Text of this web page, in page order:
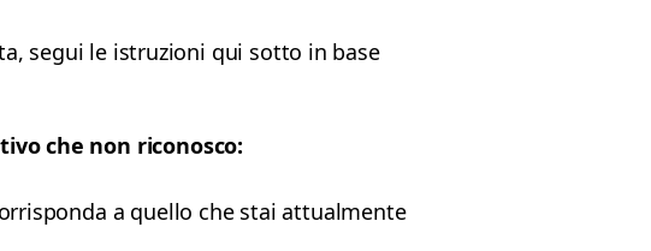
segui le istruzioni qui sotto in base
che non riconosco:
a quello che stai attualmente